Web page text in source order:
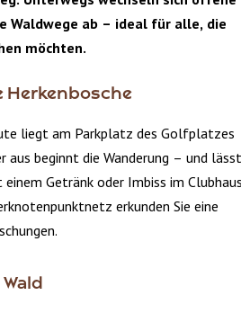
Waldwege ab – ideal für alle, die
möchten.
Herkenbosche
liegt am Parkplatz des Golfplatzes
aus beginnt die Wanderung – und lässt
Getränk oder Imbiss im Clubhaus
erkunden Sie eine